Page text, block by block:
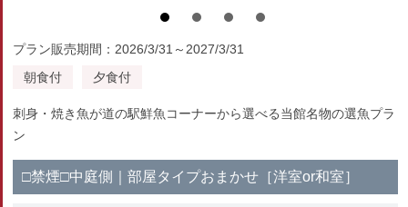
プラン販売期間：2026/3/31～2027/3/31
朝食付
夕食付
刺身・焼き魚が道の駅鮮魚コーナーから選べる当館名物の選魚プラ
ン
□禁煙□中庭側｜部屋タイプおまかせ［洋室or和室］